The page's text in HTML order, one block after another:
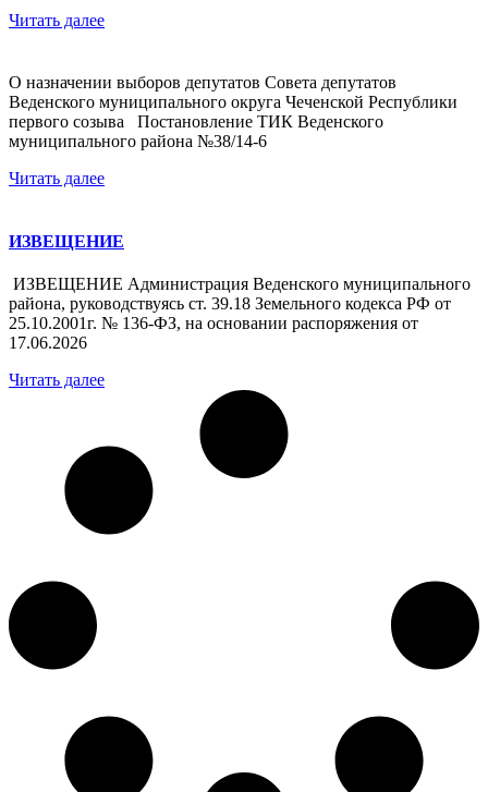
Читать далее
О назначении выборов депутатов Совета депутатов
Веденского муниципального округа Чеченской Республики
первого созыва Постановление ТИК Веденского
муниципального района №38/14-6
Читать далее
ИЗВЕЩЕНИЕ
ИЗВЕЩЕНИЕ Администрация Веденского муниципального
района, руководствуясь ст. 39.18 Земельного кодекса РФ от
25.10.2001г. № 136-ФЗ, на основании распоряжения от
17.06.2026
Читать далее